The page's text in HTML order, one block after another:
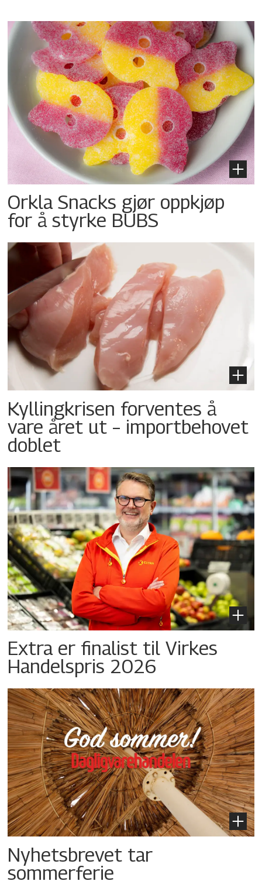
Orkla Snacks gjør oppkjøp
for å styrke BUBS
Kyllingkrisen forventes å
vare året ut – importbehovet
doblet
Extra er finalist til Virkes
Handelspris 2026
Nyhetsbrevet tar
sommerferie